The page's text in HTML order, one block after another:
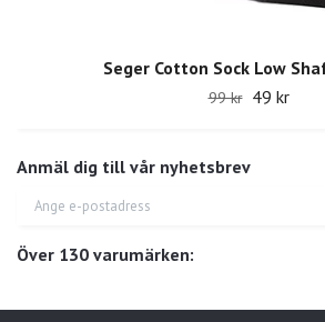
Anmäl dig till vår nyhetsbrev
Över 130 varumärken:
Seger Cotton Sock Low
99 kr 49 kr